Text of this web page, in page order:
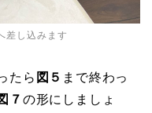
差し込みます
たら 図５ まで終わっ
７ の形にしましょ